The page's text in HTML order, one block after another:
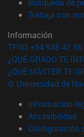
Trabaja con
Información
TFNO +34 948 42 56
¿QUÉ GRADO TE
¿QUÉ MÁSTER TE
© Universidad de
Información
Accesibilidad
Configuración